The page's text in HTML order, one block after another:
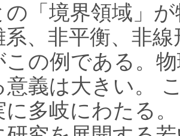
の「境界領域」
系、非平衡、非
この例である。
意義は大きい。
に多岐にわたる